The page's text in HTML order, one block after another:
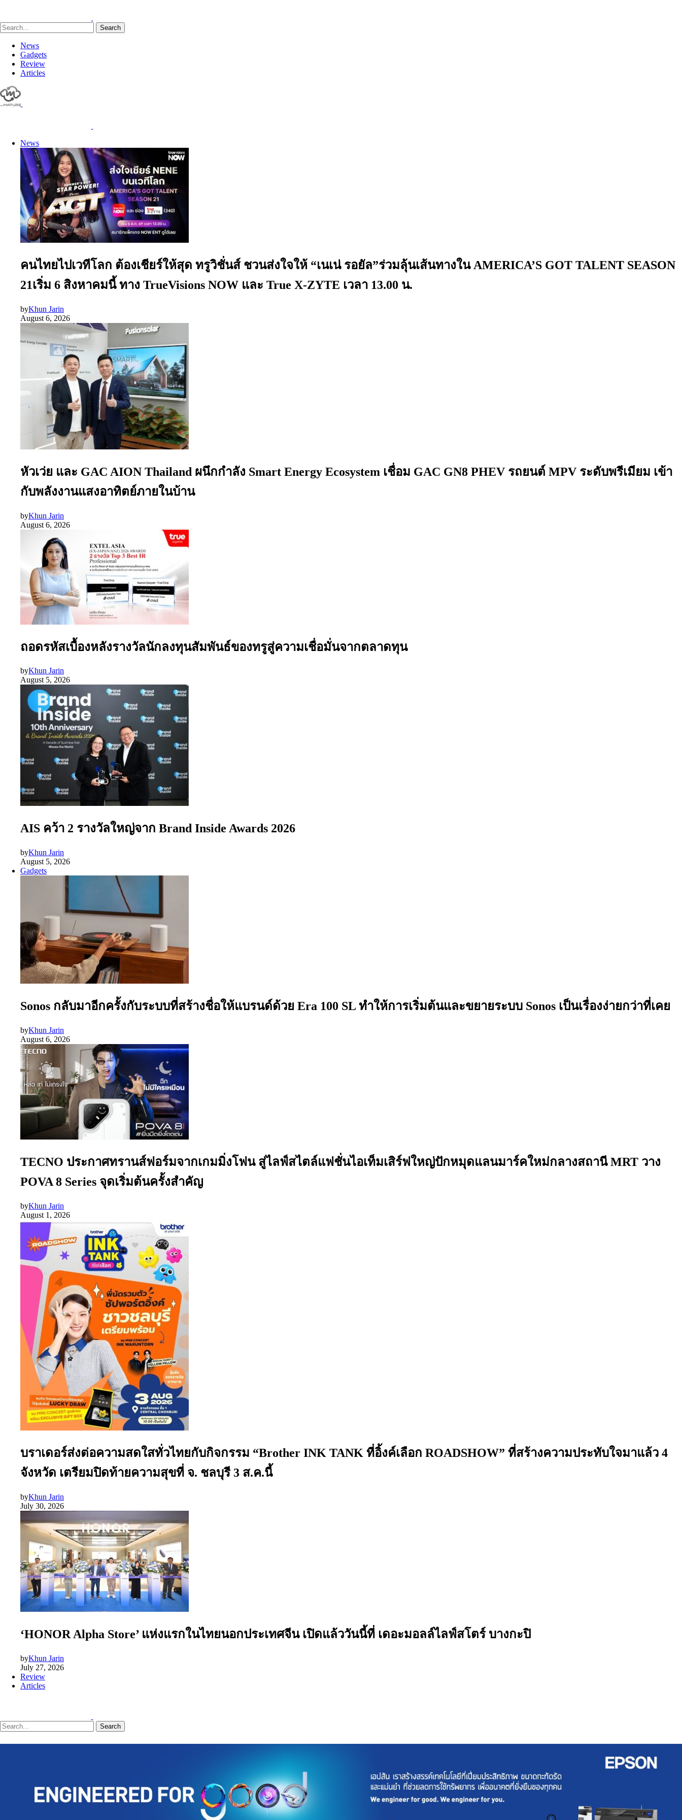
Search
News
Gadgets
Review
Articles
News
คนไทยไปเวทีโลก ต้องเชียร์ให้สุด ทรูวิชั่นส์ ชวนส่งใจให้ “เนเน่ รอยัล”ร่วมลุ้นเส้นทางใน AMERICA’S GOT TALENT SEASON
21เริ่ม 6 สิงหาคมนี้ ทาง TrueVisions NOW และ True X-ZYTE เวลา 13.00 น.
byKhun Jarin
August 6, 2026
หัวเว่ย และ GAC AION Thailand ผนึกกำลัง Smart Energy Ecosystem เชื่อม GAC GN8 PHEV รถยนต์ MPV ระดับพรีเมียม เข้า
กับพลังงานแสงอาทิตย์ภายในบ้าน
byKhun Jarin
August 6, 2026
ถอดรหัสเบื้องหลังรางวัลนักลงทุนสัมพันธ์ของทรูสู่ความเชื่อมั่นจากตลาดทุน
byKhun Jarin
August 5, 2026
AIS คว้า 2 รางวัลใหญ่จาก Brand Inside Awards 2026
byKhun Jarin
August 5, 2026
Gadgets
Sonos กลับมาอีกครั้งกับระบบที่สร้างชื่อให้แบรนด์ด้วย Era 100 SL ทำให้การเริ่มต้นและขยายระบบ Sonos เป็นเรื่องง่ายกว่าที่เคย
byKhun Jarin
August 6, 2026
TECNO ประกาศทรานส์ฟอร์มจากเกมมิ่งโฟน สู่ไลฟ์สไตล์แฟชั่นไอเท็มเสิร์ฟใหญ่ปักหมุดแลนมาร์คใหม่กลางสถานี MRT วาง
POVA 8 Series จุดเริ่มต้นครั้งสำคัญ
byKhun Jarin
August 1, 2026
บราเดอร์ส่งต่อความสดใสทั่วไทยกับกิจกรรม “Brother INK TANK ที่อิ้งค์เลือก ROADSHOW” ที่สร้างความประทับใจมาแล้ว 4
จังหวัด เตรียมปิดท้ายความสุขที่ จ. ชลบุรี 3 ส.ค.นี้
byKhun Jarin
July 30, 2026
‘HONOR Alpha Store’ แห่งแรกในไทยนอกประเทศจีน เปิดแล้ววันนี้ที่ เดอะมอลล์ไลฟ์สโตร์ บางกะปิ
byKhun Jarin
July 27, 2026
Review
Articles
Search